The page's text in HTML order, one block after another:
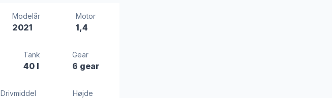
Modelår
2021
Motor
1,4
Tank
40 l
Gear
6 gear
Drivmiddel Højde